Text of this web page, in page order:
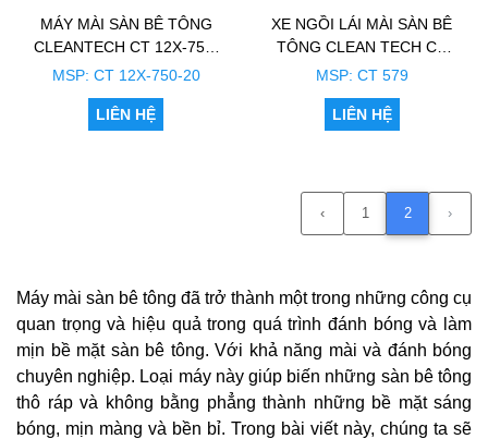
MÁY MÀI SÀN BÊ TÔNG
CLEANTECH CT 12X-750-
20 (có trợ lực)
MSP: CT 12X-750-20
LIÊN HỆ
XE NGỒI LÁI MÀI SÀN BÊ
TÔNG CLEAN TECH CT
579
MSP: CT 579
LIÊN HỆ
‹ 1 2 ›
Máy mài sàn bê tông đã trở thành một trong những công cụ
quan trọng và hiệu quả trong quá trình đánh bóng và làm
mịn bề mặt sàn bê tông. Với khả năng mài và đánh bóng
chuyên nghiệp. Loại máy này giúp biến những sàn bê tông
thô ráp và không bằng phẳng thành những bề mặt sáng
bóng, mịn màng và bền bỉ. Trong bài viết này, chúng ta sẽ